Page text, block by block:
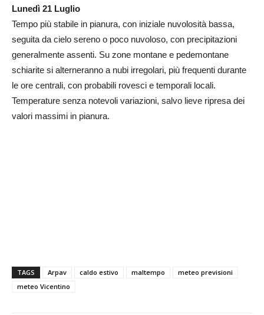
Lunedì 21 Luglio
Tempo più stabile in pianura, con iniziale nuvolosità bassa,
seguita da cielo sereno o poco nuvoloso, con precipitazioni
generalmente assenti. Su zone montane e pedemontane
schiarite si alterneranno a nubi irregolari, più frequenti durante
le ore centrali, con probabili rovesci e temporali locali.
Temperature senza notevoli variazioni, salvo lieve ripresa dei
valori massimi in pianura.
TAGS Arpav caldo estivo maltempo
meteo previsioni
meteo Vicentino